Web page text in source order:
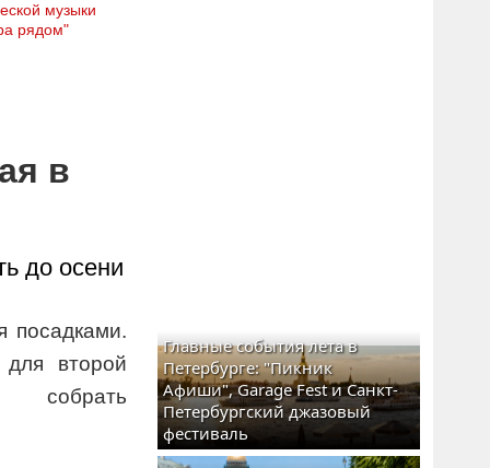
музыки
рядом"
в
до осени
посадками.
для второй
Главные события лета в
Петербурге: "Пикник
Афиши", Garage Fest и Санкт-
Петербургский джазовый
фестиваль